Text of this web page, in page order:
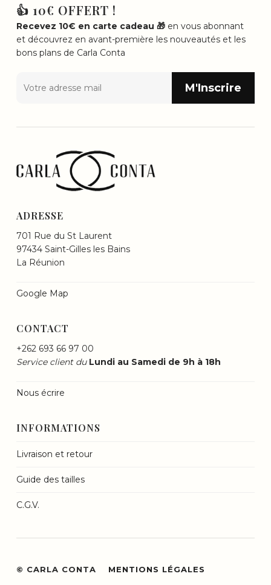
👍 10€ OFFERT !
Recevez 10€ en carte cadeau 🎁en vous abonnant
et découvrez en avant-première les nouveautés et les
bons plans de Carla Conta
ADRESSE
701 Rue du St Laurent
97434 Saint-Gilles les Bains
La Réunion
Google Map
CONTACT
+262 693 66 97 00
Service client du Lundi au Samedi de 9h à 18h
Nous écrire
INFORMATIONS
Livraison et retour
Guide des tailles
C.G.V.
© CARLA CONTA MENTIONS LÉGALES